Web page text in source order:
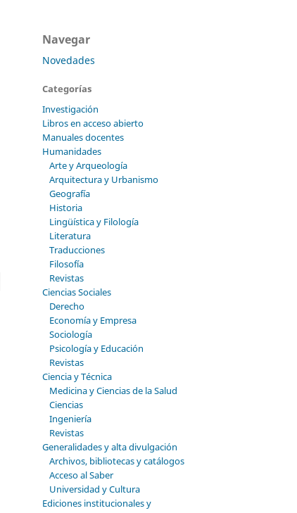
Navegar
Novedades
Categorías
Investigación
Libros en acceso abierto
Manuales docentes
Humanidades
Arte y Arqueología
Arquitectura y Urbanismo
Geografía
Historia
Lingüística y Filología
Literatura
Traducciones
Filosofía
Revistas
Ciencias Sociales
Derecho
Economía y Empresa
Sociología
Psicología y Educación
Revistas
Ciencia y Técnica
Medicina y Ciencias de la Salud
Ciencias
Ingeniería
Revistas
Generalidades y alta divulgación
Archivos, bibliotecas y catálogos
Acceso al Saber
Universidad y Cultura
Ediciones institucionales y